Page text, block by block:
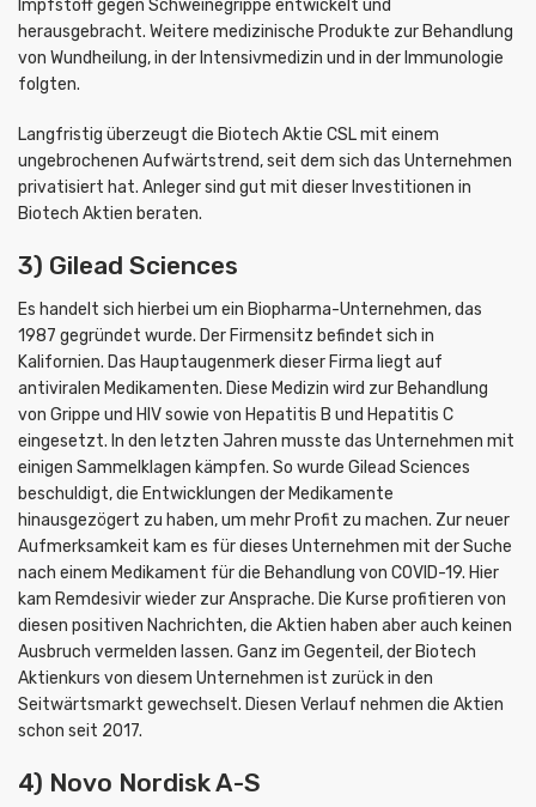
Impfstoff gegen Schweinegrippe entwickelt und
herausgebracht. Weitere medizinische Produkte zur Behandlung
von Wundheilung, in der Intensivmedizin und in der Immunologie
folgten.
Langfristig überzeugt die Biotech Aktie CSL mit einem
ungebrochenen Aufwärtstrend, seit dem sich das Unternehmen
privatisiert hat. Anleger sind gut mit dieser Investitionen in
Biotech Aktien beraten.
3) Gilead Sciences
Es handelt sich hierbei um ein Biopharma-Unternehmen, das
1987 gegründet wurde. Der Firmensitz befindet sich in
Kalifornien. Das Hauptaugenmerk dieser Firma liegt auf
antiviralen Medikamenten. Diese Medizin wird zur Behandlung
von Grippe und HIV sowie von Hepatitis B und Hepatitis C
eingesetzt. In den letzten Jahren musste das Unternehmen mit
einigen Sammelklagen kämpfen. So wurde Gilead Sciences
beschuldigt, die Entwicklungen der Medikamente
hinausgezögert zu haben, um mehr Profit zu machen. Zur neuer
Aufmerksamkeit kam es für dieses Unternehmen mit der Suche
nach einem Medikament für die Behandlung von COVID-19. Hier
kam Remdesivir wieder zur Ansprache. Die Kurse profitieren von
diesen positiven Nachrichten, die Aktien haben aber auch keinen
Ausbruch vermelden lassen. Ganz im Gegenteil, der Biotech
Aktienkurs von diesem Unternehmen ist zurück in den
Seitwärtsmarkt gewechselt. Diesen Verlauf nehmen die Aktien
schon seit 2017.
4) Novo Nordisk A-S